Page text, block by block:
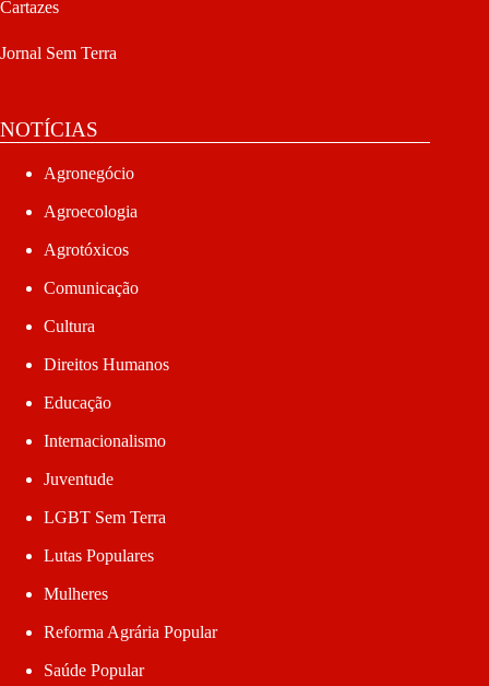
Cartazes
Jornal Sem Terra
NOTÍCIAS
Agronegócio
Agroecologia
Agrotóxicos
Comunicação
Cultura
Direitos Humanos
Educação
Internacionalismo
Juventude
LGBT Sem Terra
Lutas Populares
Mulheres
Reforma Agrária Popular
Saúde Popular